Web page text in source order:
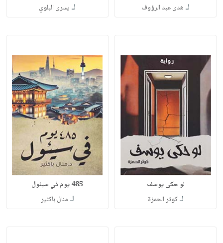
لـ هدى عبد الرؤوف لـ يسرى البلوي
لو حكى يوسف
لـكوثر الحمزة
‎485 يوم في سيئول‎
لـ